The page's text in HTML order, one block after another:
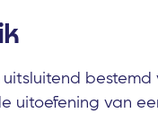
uitoefening van